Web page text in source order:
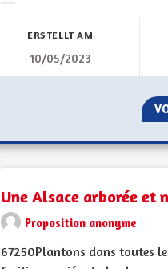
ERSTELLT AM
10/05/2023
Une Alsace arborée et
Proposition anonyme
67250Plantons dans toutes